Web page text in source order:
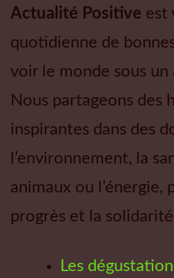
Actualité Positive est
quotidienne de
voir le monde sous
Nous partageons des
inspirantes dans des
l’environnement, la
animaux ou l’énergie,
progrès et la
Les